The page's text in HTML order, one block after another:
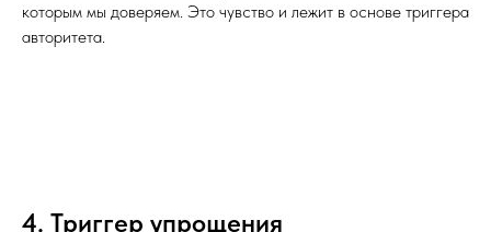
которым мы доверяем. Это чувство и лежит в основе триггера
авторитета.
4. Триггер упрощения